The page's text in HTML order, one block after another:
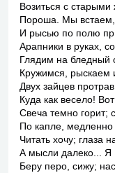
Возиться с
Пороша. Мы встаем,
И рысью по полю
Арапники в руках,
Глядим на бледный
Кружимся, рыскаем
Двух зайцев
Куда как весело!
Свеча темно горит;
По капле, медленно
Читать хочу; глаза
А мысли далеко... Я
Беру перо, сижу;